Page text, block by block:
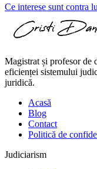
Ce interese sunt contra
Magistrat și profesor de
eficienței sistemului
juridică.
Acasă
Blog
Contact
Politică de
Judiciarism